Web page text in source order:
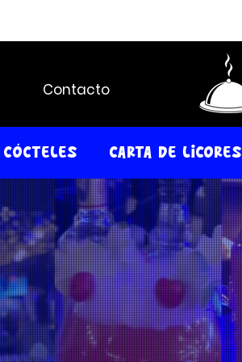
Contacto
Cócteles Carta de Licores